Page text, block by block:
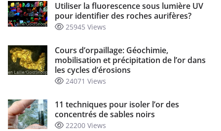
Utiliser la fluorescence sous lumière UV
pour identifier des roches aurifères?
25945 Views
Cours d’orpaillage: Géochimie,
mobilisation et précipitation de l’or dans
les cycles d’érosions
24071 Views
11 techniques pour isoler l’or des
concentrés de sables noirs
22200 Views